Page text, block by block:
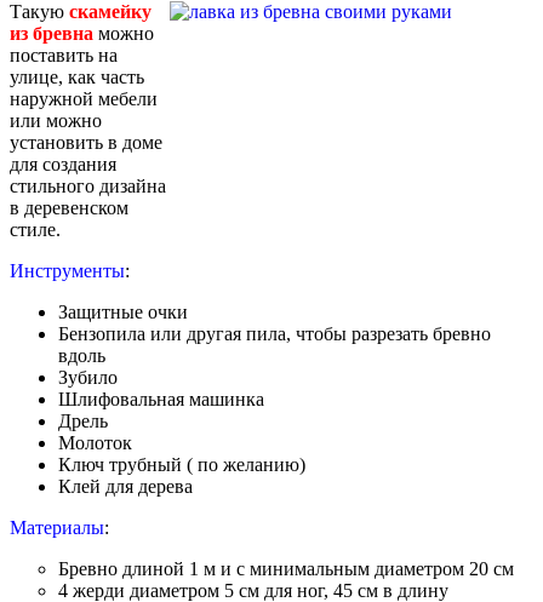
Такую скамейку
из бревна можно
поставить на
улице, как часть
наружной мебели
или можно
установить в доме
для создания
стильного дизайна
в деревенском
стиле.
Инструменты:
Защитные очки
Бензопила или другая пила, чтобы разрезать бревно
вдоль
Зубило
Шлифовальная машинка
Дрель
Молоток
Ключ трубный ( по желанию)
Клей для дерева
Материалы:
Бревно длиной 1 м и с минимальным диаметром 20 см
4 жерди диаметром 5 см для ног, 45 см в длину